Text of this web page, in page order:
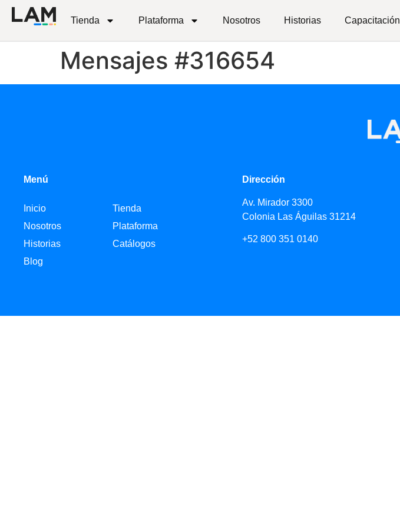
Tienda Plataforma Nosotros Historias Capacitación
Mensajes #316654
Menú
Inicio
Nosotros
Historias
Blog
Tienda
Plataforma
Catálogos
Dirección
Av. Mirador 3300
Colonia Las Águilas 31214
+52 800 351 0140